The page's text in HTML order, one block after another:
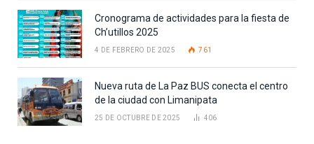
Cronograma de actividades para la fiesta de
Ch’utillos 2025
4 DE FEBRERO DE 2025 761
Nueva ruta de La Paz BUS conecta el centro
de la ciudad con Limanipata
25 DE OCTUBRE DE 2025 406